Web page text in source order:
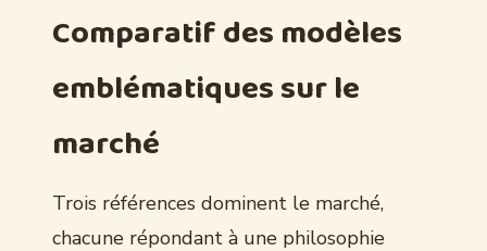
Comparatif des modèles
emblématiques sur le
marché
Trois références dominent le marché,
chacune répondant à une philosophie